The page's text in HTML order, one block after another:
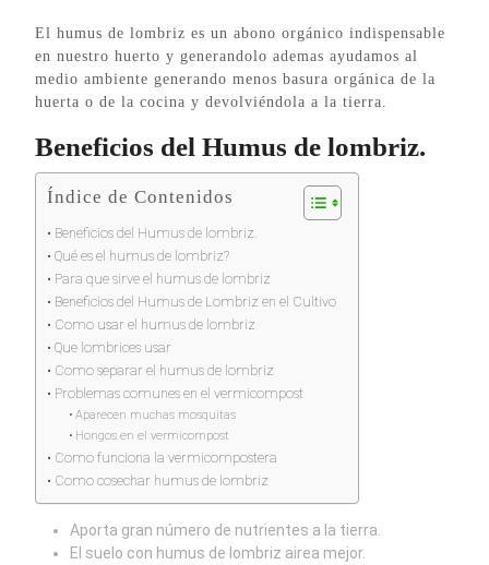
El humus de lombriz es un abono orgánico indispensable
en nuestro huerto y generandolo ademas ayudamos al
medio ambiente generando menos basura orgánica de la
huerta o de la cocina y devolviéndola a la tierra.
Beneficios del Humus de lombriz.
Índice de Contenidos
Beneficios del Humus de lombriz.
Qué es el humus de lombriz?
Para que sirve el humus de lombriz
Beneficios del Humus de Lombriz en el Cultivo
Como usar el humus de lombriz
Que lombrices usar
Como separar el humus de lombriz
Problemas comunes en el vermicompost
Aparecen muchas mosquitas
Hongos en el vermicompost
Como funciona la vermicompostera
Como cosechar humus de lombriz
Aporta gran número de nutrientes a la tierra.
El suelo con humus de lombriz airea mejor.